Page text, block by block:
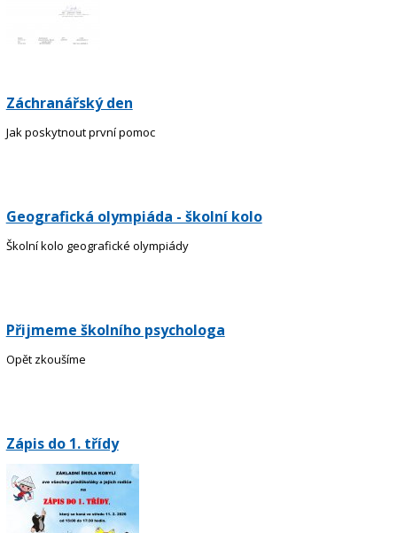
Záchranářský den
Jak poskytnout první pomoc
Geografická olympiáda - školní kolo
Školní kolo geografické olympiády
Přijmeme školního psychologa
Opět zkoušíme
Zápis do 1. třídy